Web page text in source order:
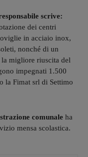
scrive:
dei centri
in acciaio inox,
nonché di un
migliore riuscita del
impegnati 1.500
la Fimat srl di Settimo
comunale ha
mensa scolastica.